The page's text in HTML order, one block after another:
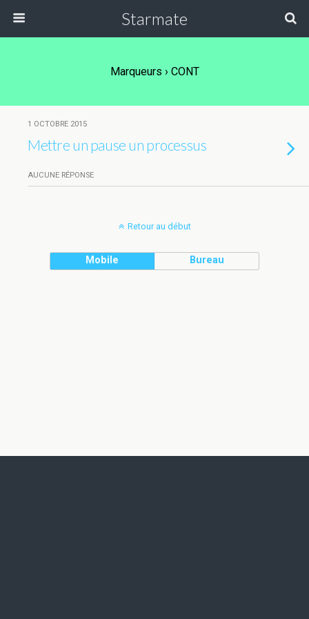
Starmate
Marqueurs › CONT
1 OCTOBRE 2015
Mettre un pause un processus
AUCUNE RÉPONSE
Retour au début
Mobile Bureau